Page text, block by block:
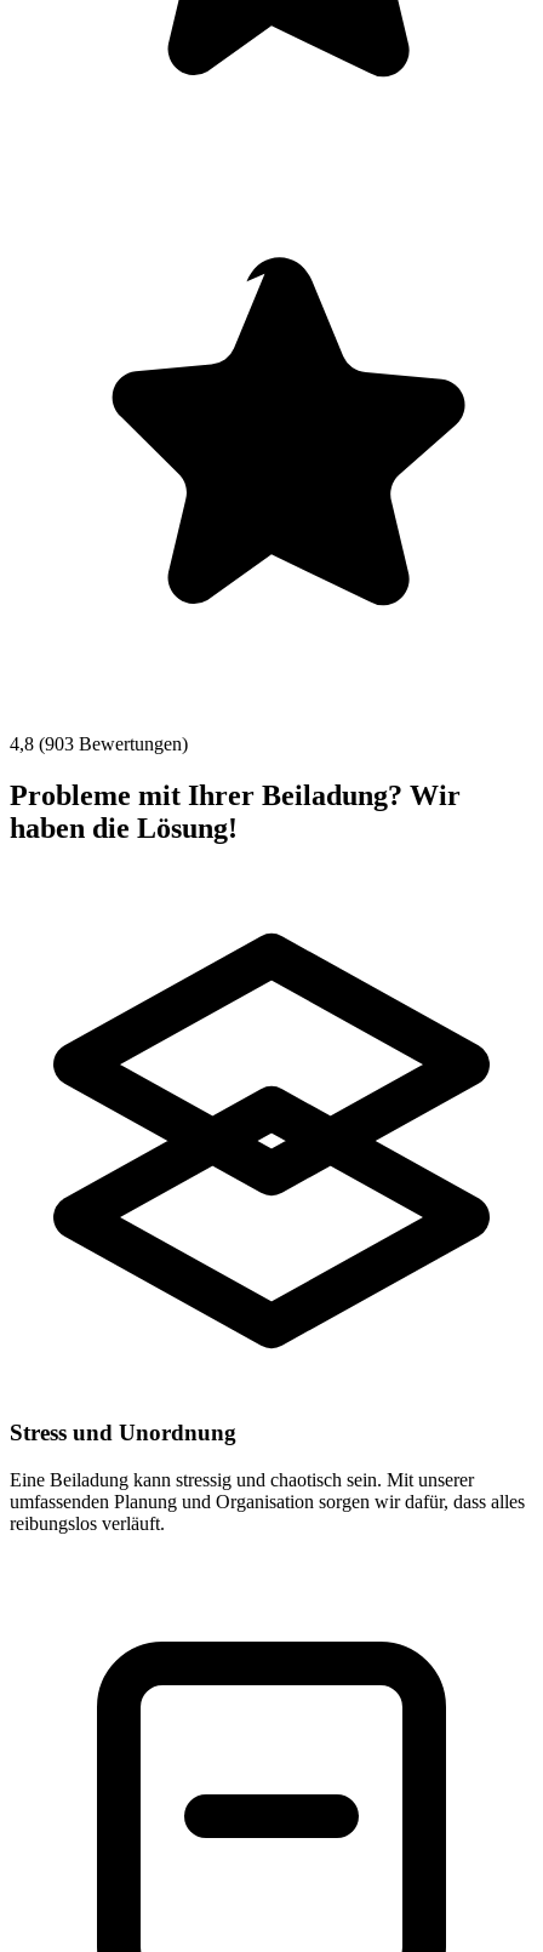
4,8 (903 Bewertungen)
Probleme mit Ihrer Beiladung? Wir
haben die Lösung!
Stress und Unordnung
Eine Beiladung kann stressig und chaotisch sein. Mit unserer
umfassenden Planung und Organisation sorgen wir dafür, dass alles
reibungslos verläuft.